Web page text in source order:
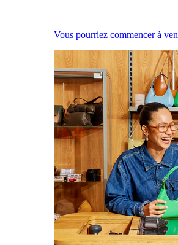
Vous pourriez commencer à